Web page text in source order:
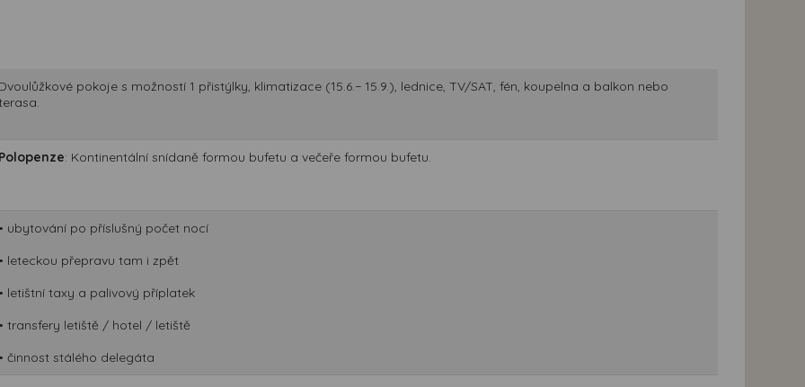
pokoje s možností 1 přistýlky, klimatizace (15.6.− 15.9.), lednice, TV/SAT, fén, koupelna a balkon nebo
: Kontinentální snídaně formou bufetu a večeře formou bufetu.
ubytování po příslušný počet nocí
leteckou přepravu tam i zpět
letištní taxy a palivový příplatek
transfery letiště / hotel / letiště
činnost stálého delegáta